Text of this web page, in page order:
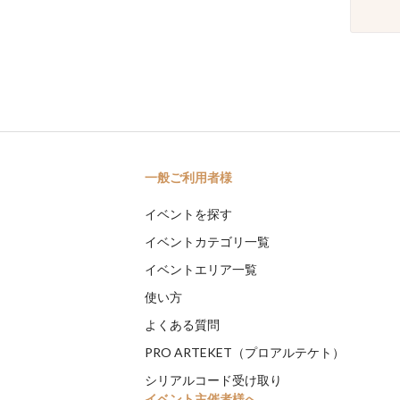
一般ご利用者様
イベントを探す
イベントカテゴリ一覧
イベントエリア一覧
使い方
よくある質問
PRO ARTEKET（プロアルテケト）
シリアルコード受け取り